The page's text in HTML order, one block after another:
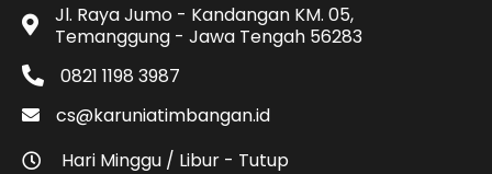
Jl. Raya Jumo - Kandangan KM. 05,
Temanggung - Jawa Tengah 56283
0821 1198 3987
cs@karuniatimbangan.id
Hari Minggu / Libur - Tutup